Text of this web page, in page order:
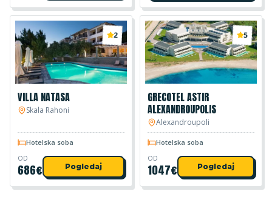
2
VILLA NATASA
Skala Rahoni
Hotelska soba
OD
686€ Pogledaj
5
GRECOTEL ASTIR
ALEXANDROUPOLIS
Alexandroupoli
Hotelska soba
OD
1047€ Pogledaj